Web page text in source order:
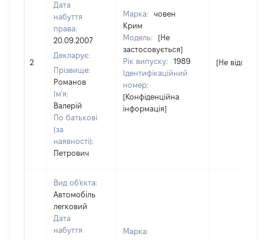
2
Дата
набуття
права:
20.09.2007
Декларує:
Прізвище:
Романов
Ім'я:
Валерій
По батькові
(за
наявності):
Петрович
Марка:
човен
Крим
Модель:
[Не
застосовується]
Рік випуску:
1989
Ідентифікаційний
номер:
[Конфіденційна
інформація]
[Не відомо]
Вид об'єкта:
Автомобіль
легковий
Дата
набуття
Марка: